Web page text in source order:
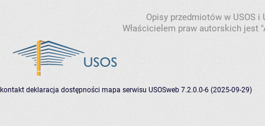
Opisy przedmiotów w USOS
Właścicielem praw autorskich jest
kontakt deklaracja dostępności mapa serwisu USOSweb 7.2.0.0-6 (2025-09-29)